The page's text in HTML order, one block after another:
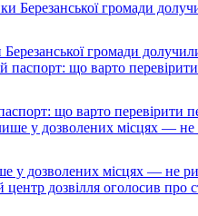
громади
що варто перевірити
у дозволених місцях — не